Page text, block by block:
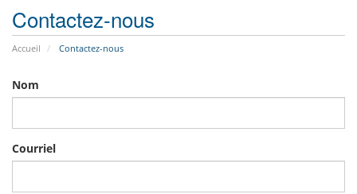
Contactez-nous
Accueil Contactez-nous
Nom
Courriel